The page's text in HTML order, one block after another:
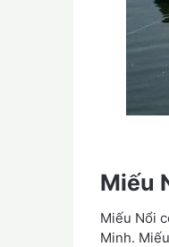
Miếu
Miếu Nổi
Minh.